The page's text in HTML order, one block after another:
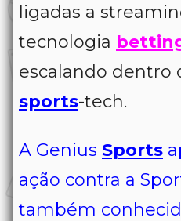
ligadas a
tecnologia
escalando dentro
sports-tech.
A Genius Sports
ação contra a
também